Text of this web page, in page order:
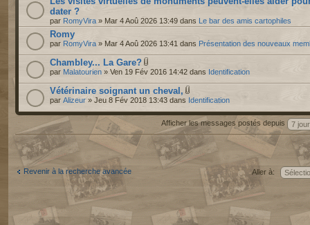
dater ?
par RomyVira » Mar 4 Aoû 2026 13:49 dans Le bar des amis cartophiles
Romy
par RomyVira » Mar 4 Aoû 2026 13:41 dans Présentation des nouveaux
Chambley... La Gare?
par Malatourien » Ven 19 Fév 2016 14:42 dans Identification
Vétérinaire soignant un cheval,
par Alizeur » Jeu 8 Fév 2018 13:43 dans Identification
Afficher les messages postés depuis
Revenir à la recherche avancée Aller à: